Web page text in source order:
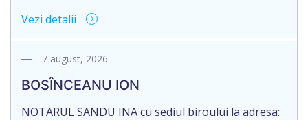
succesorale în urma decesului cet. DODI EUGENIU,
2003035009604, decedat/ă la data de 12.01.2026
/doisprezece ianuarie anul două mii douăzeci și
șase/. Eliberarea certificatului de moștenitor este
[…]
Vezi detalii
7 august, 2026
BOSÎNCEANU ION
NOTARUL SANDU INA cu sediul biroului la adresa: